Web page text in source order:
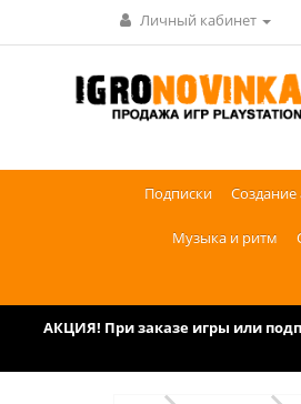
Личный кабинет
Подписки Создание
Музыка и ритм
АКЦИЯ! При заказе игры или